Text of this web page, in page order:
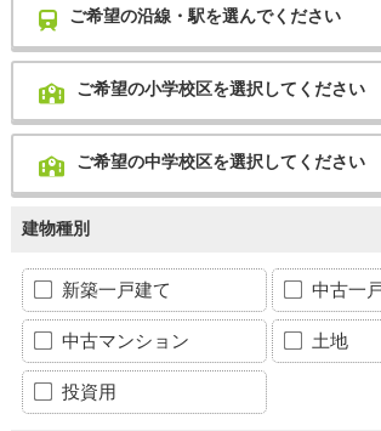
ご希望の沿線・駅を選んでください
ご希望の小学校区を選択してください
ご希望の中学校区を選択してください
建物種別
新築一戸建て 中古一
中古マンション 土地
投資用